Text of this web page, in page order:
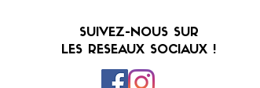
SUIVEZ-NOUS SUR
LES RESEAUX SOCIAUX !